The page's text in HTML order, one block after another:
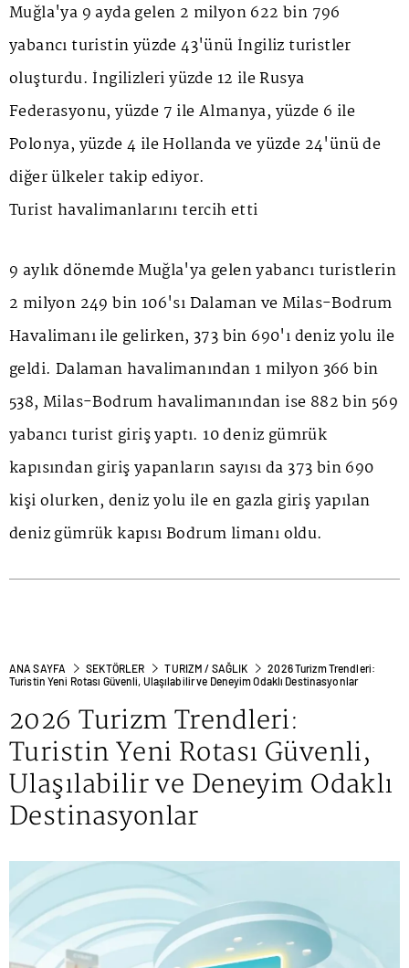
Muğla'ya 9 ayda gelen 2 milyon 622 bin 796
yabancı turistin yüzde 43'ünü İngiliz turistler
oluşturdu. İngilizleri yüzde 12 ile Rusya
Federasyonu, yüzde 7 ile Almanya, yüzde 6 ile
Polonya, yüzde 4 ile Hollanda ve yüzde 24'ünü de
diğer ülkeler takip ediyor.
Turist havalimanlarını tercih etti
9 aylık dönemde Muğla'ya gelen yabancı turistlerin
2 milyon 249 bin 106'sı Dalaman ve Milas-Bodrum
Havalimanı ile gelirken, 373 bin 690'ı deniz yolu ile
geldi. Dalaman havalimanından 1 milyon 366 bin
538, Milas-Bodrum havalimanından ise 882 bin 569
yabancı turist giriş yaptı. 10 deniz gümrük
kapısından giriş yapanların sayısı da 373 bin 690
kişi olurken, deniz yolu ile en gazla giriş yapılan
deniz gümrük kapısı Bodrum limanı oldu.
ANA SAYFA SEKTÖRLER TURIZM / SAĞLIK
2026 Turizm Trendleri:
Turistin Yeni Rotası Güvenli, Ulaşılabilir ve Deneyim Odaklı Destinasyonlar
2026 Turizm Trendleri:
Turistin Yeni Rotası Güvenli,
Ulaşılabilir ve Deneyim Odaklı
Destinasyonlar